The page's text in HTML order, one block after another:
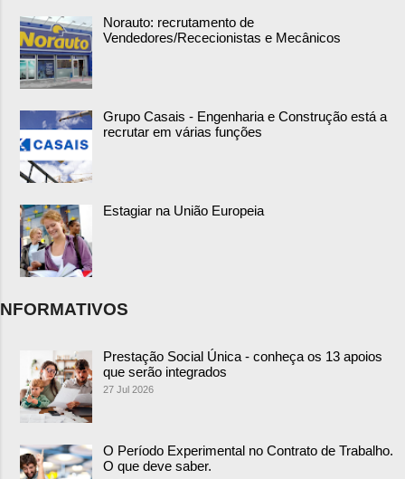
Norauto: recrutamento de
Vendedores/Rececionistas e Mecânicos
Grupo Casais - Engenharia e Construção está a
recrutar em várias funções
Estagiar na União Europeia
NFORMATIVOS
Prestação Social Única - conheça os 13 apoios
que serão integrados
27 Jul 2026
O Período Experimental no Contrato de Trabalho.
O que deve saber.